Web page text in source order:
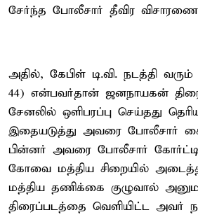
சேர்ந்த போலீசார் தீவிர
அதில், கேபிள் டி.வி. நடத்தி
44) என்பவர்தான் ஜனநாயகன்
சேனலில் ஒளிபரப்பு செய்தது
இதையடுத்து அவரை போலீசார்
பின்னர் அவரை போலீசார்
கோவை மத்திய சிறையில்
மத்திய தணிக்கை குழுவால்
திரைப்படத்தை வெளியிட்ட அவர்